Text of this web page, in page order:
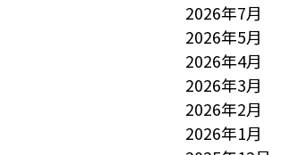
2026年7月
2026年5月
2026年4月
2026年3月
2026年2月
2026年1月